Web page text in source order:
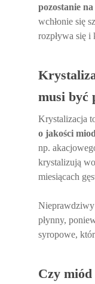
pozostanie
wchłonie się
rozpływa się i
musi być
Krystalizacja
o jakości
np.
krystalizują
miesiącach
Nieprawdziwy
płynny,
syropowe,
Czy